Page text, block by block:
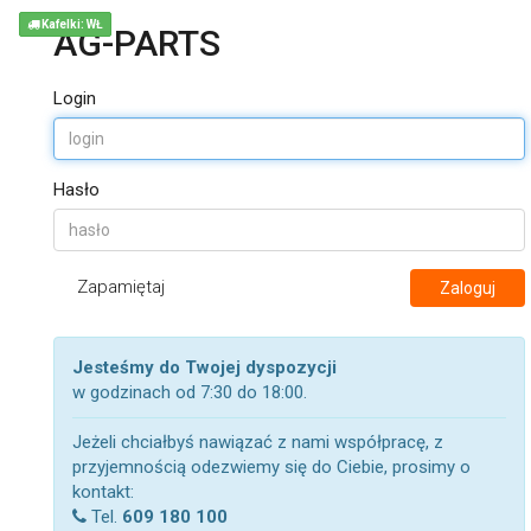
AG-PARTS
Login
Hasło
Zapamiętaj Zaloguj
Jesteśmy do Twojej dyspozycji
w godzinach od 7:30 do 18:00.
Jeżeli chciałbyś nawiązać z nami współpracę, z
przyjemnością odezwiemy się do Ciebie, prosimy o
kontakt:
Tel. 609 180 100
Kafelki: WŁ